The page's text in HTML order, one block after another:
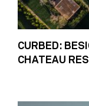
CURBED:
CHATEAU